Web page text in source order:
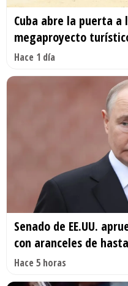
Cuba abre la puerta a
megaproyecto
Hace 1 día
Senado de EE.UU.
con aranceles de
Hace 5 horas